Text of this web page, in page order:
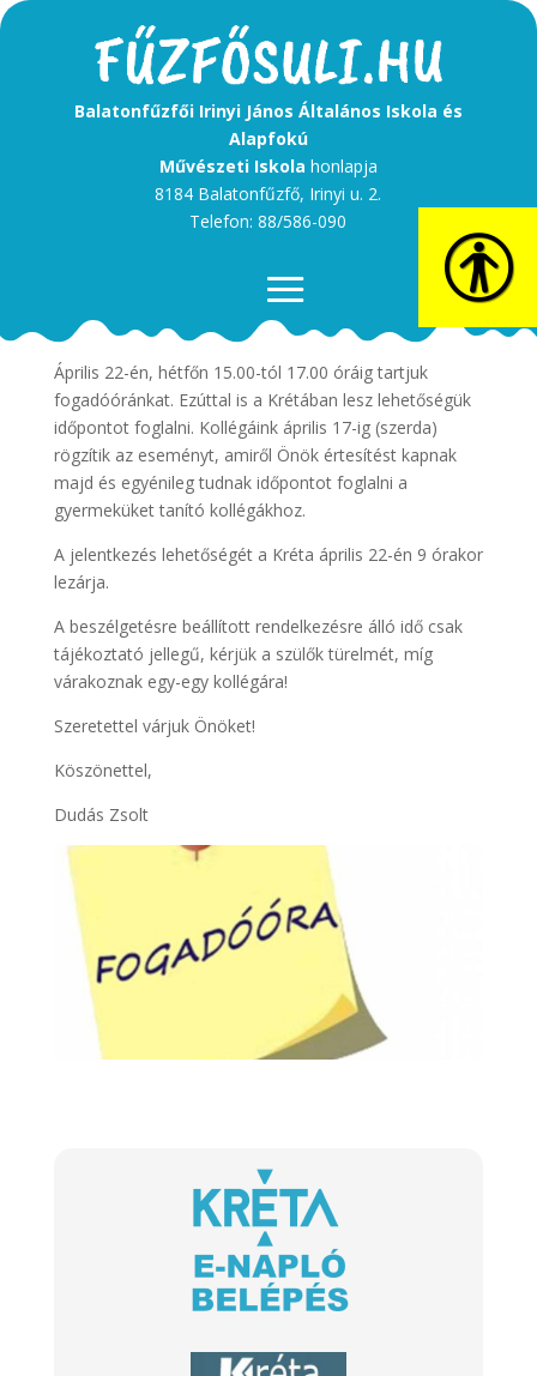
Balatonfűzfői Irinyi János Általános Iskola és
Alapfokú
Művészeti Iskola honlapja
8184 Balatonfűzfő, Irinyi u. 2.
Telefon: 88/586-090
Kedves Szülők!
Április 22-én, hétfőn 15.00-tól 17.00 óráig tartjuk
fogadóóránkat. Ezúttal is a Krétában lesz lehetőségük
időpontot foglalni. Kollégáink április 17-ig (szerda)
rögzítik az eseményt, amiről Önök értesítést kapnak
majd és egyénileg tudnak időpontot foglalni a
gyermeküket tanító kollégákhoz.
A jelentkezés lehetőségét a Kréta április 22-én 9 órakor
lezárja.
A beszélgetésre beállított rendelkezésre álló idő csak
tájékoztató jellegű, kérjük a szülők türelmét, míg
várakoznak egy-egy kollégára!
Szeretettel várjuk Önöket!
Köszönettel,
Dudás Zsolt